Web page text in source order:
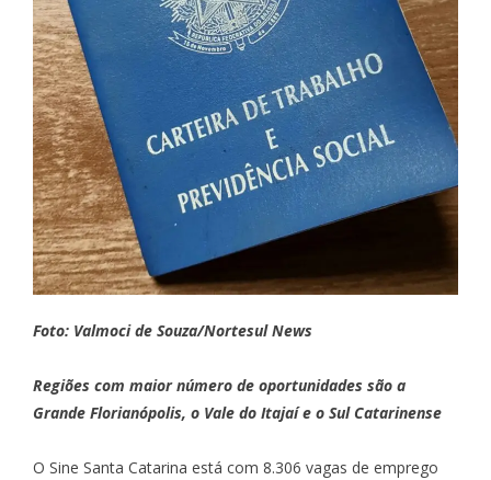
Foto: Valmoci de Souza/Nortesul News
Regiões com maior número de oportunidades são a
Grande Florianópolis, o Vale do Itajaí e o Sul Catarinense
O Sine Santa Catarina está com 8.306 vagas de emprego